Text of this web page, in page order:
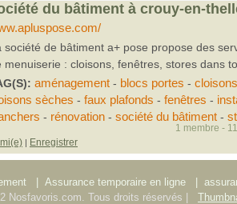
du bâtiment à crouy-en-
société de bâtiment a+ pose propose des
menuiserie : cloisons, fenêtres, stores dans
aménagement- blocs portes - cloisons
sèches - faux plafonds - fenêtres -
- rénovation- société du bâtiment-
| Enregistrer
1 membre -
Assurance temporaire en ligne
Nosfavoris.com. Tous droits réservés |